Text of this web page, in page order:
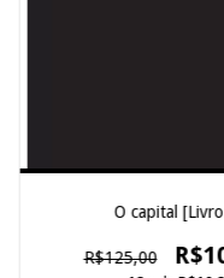
O capital
R$125,00